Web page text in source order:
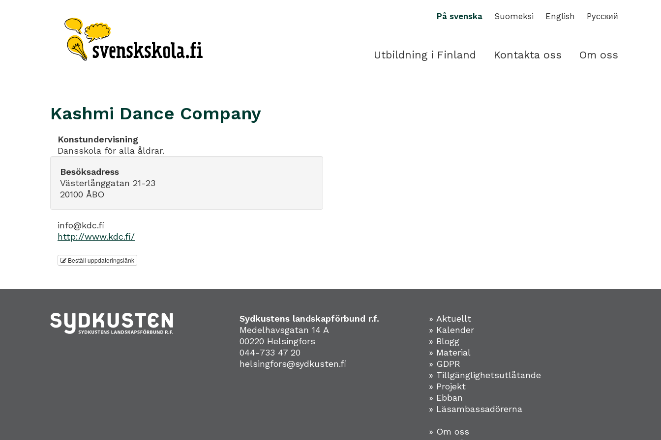
På svenska Suomeksi English Pусский
Utbildning i Finland Kontakta oss Om oss
Kashmi Dance Company
Konstundervisning
Dansskola för alla åldrar.
Besöksadress
Västerlånggatan 21-23
20100 ÅBO
info@kdc.fi
http://www.kdc.fi/
Beställ uppdateringslänk
Sydkustens landskapförbund r.f.
Medelhavsgatan 14 A
00220 Helsingfors
044-733 47 20
helsingfors@sydkusten.fi
» Aktuellt
» Kalender
» Blogg
» Material
» GDPR
» Tillgänglighetsutlåtande
» Projekt
» Ebban
» Läsambassadörerna
» Om oss